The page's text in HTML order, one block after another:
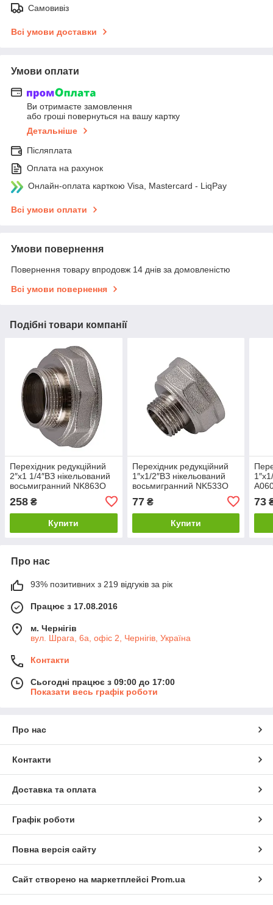
Самовивіз
Всі умови доставки
Умови оплати
Ви отримаєте замовлення
або гроші повернуться на вашу картку
Детальніше
Післяплата
Оплата на рахунок
Онлайн-оплата карткою Visa, Mastercard - LiqPay
Всі умови оплати
Умови повернення
Повернення товару впродовж 14 днів за домовленістю
Всі умови повернення
Подібні товари компанії
Перехідник редукційний
2″х1 1/4″ВЗ нікельований
восьмигранний NK863O
258 ₴
Купити
Перехідник редукційний
1″х1/2″ВЗ нікельований
восьмигранний NK533O
77₴
Купити
73
Про нас
93% позитивних з 219 відгуків за рік
Працює з 17.08.2016
м. Чернігів
вул. Шрага, 6а, офіс 2, Чернігів, Україна
Контакти
Сьогодні працює з 09:00 до 17:00
Показати весь графік роботи
Про нас
Контакти
Доставка та оплата
Графік роботи
Повна версія сайту
Сайт створено на маркетплейсі Prom.ua